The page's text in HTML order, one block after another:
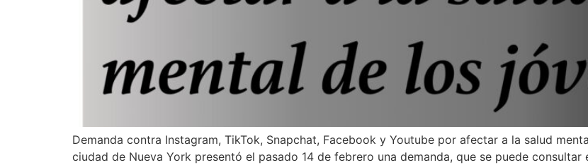
Demanda contra Instagram, TikTok, Snapchat, Facebook y Youtube por afectar a la salud
ciudad de Nueva York presentó el pasado 14 de febrero una demanda, que se puede